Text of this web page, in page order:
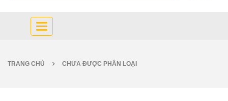
Toggle
navigation
TRANG CHỦ CHƯA ĐƯỢC PHÂN LOẠI